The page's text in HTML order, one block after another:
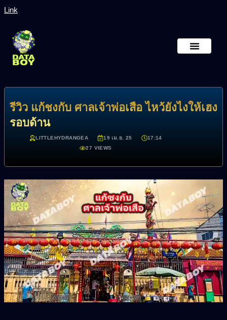
Link
รีวิว แก้ชงกับ ศาลเจ้าพ่อเสือ ไหว้ยังไงให้เฮง
รอบด้าน
LITTLEHYDRANGEA 19 เม.ย. 25
17:14
27 VIEWS